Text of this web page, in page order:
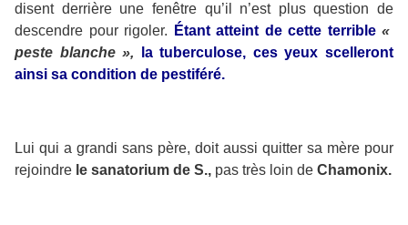
disent derrière une fenêtre qu’il n’est plus question de
descendre pour rigoler.
Étant atteint de cette terrible «
peste blanche »,
la tuberculose, ces yeux scelleront
ainsi sa condition de pestiféré.
Lui qui a grandi sans père, doit aussi quitter sa mère pour
rejoindre le sanatorium de S., pas très loin de Chamonix.